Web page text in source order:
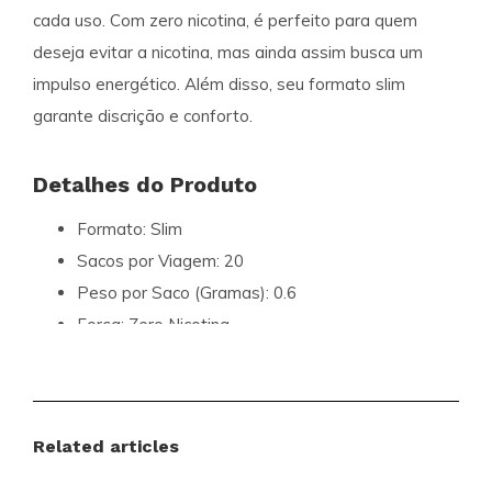
cada uso. Com zero nicotina, é perfeito para quem
deseja evitar a nicotina, mas ainda assim busca um
impulso energético. Além disso, seu formato slim
garante discrição e conforto.
Detalhes do Produto
Formato: Slim
Sacos por Viagem: 20
Peso por Saco (Gramas): 0.6
Força: Zero Nicotina
Fabricante:R4VE
Related articles